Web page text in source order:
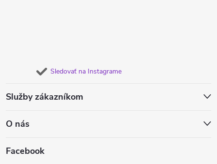
Sledovať na Instagrame
Služby zákazníkom
O nás
Facebook